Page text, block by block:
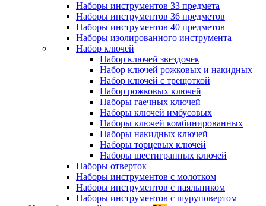
Наборы инструментов 33 предмета
Наборы инструментов 36 предметов
Наборы инструментов 40 предметов
Наборы изолированного инструмента
Набор ключей
Набор ключей звездочек
Набор ключей рожковых и накидных
Набор ключей с трещоткой
Набор рожковых ключей
Наборы гаечных ключей
Наборы ключей имбусовых
Наборы ключей комбинированных
Наборы накидных ключей
Наборы торцевых ключей
Наборы шестигранных ключей
Наборы отверток
Наборы инструментов с молотком
Наборы инструментов с паяльником
Наборы инструментов с шуруповертом